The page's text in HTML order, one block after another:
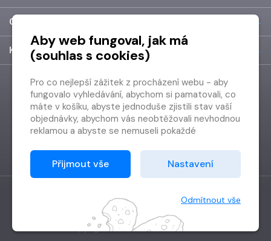
O společnosti
Kontakt
Vytvořilo Grand IT s.r.o.
Copyright © 2026 Radioservis a.s.
Aby web fungoval, jak má
(souhlas s cookies)
Pro co nejlepší zážitek z procházení webu - aby
fungovalo vyhledávání, abychom si pamatovali, co
máte v košíku, abyste jednoduše zjistili stav vaší
objednávky, abychom vás neobtěžovali nevhodnou
reklamou a abyste se nemuseli pokaždé
Proto od vás potřebujeme souhlas se
zpracováním souborů cookies
Děkujeme, že nám ho dáte a pomůžete nám tak
Přijmout vše Nastavení
Odmítnout vše